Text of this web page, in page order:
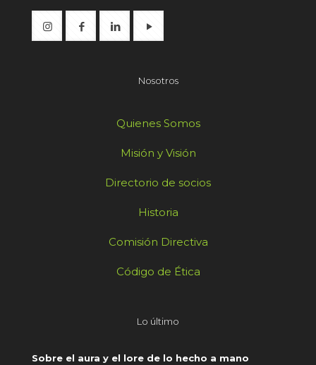
Nosotros
Quienes Somos
Misión y Visión
Directorio de socios
Historia
Comisión Directiva
Código de Ética
Lo último
Sobre el aura y el lore de lo hecho a mano